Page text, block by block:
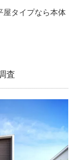
屋タイプなら本体
査